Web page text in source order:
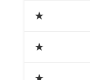
★
★